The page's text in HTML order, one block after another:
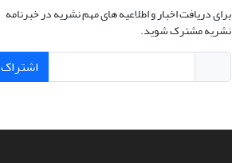
برای دریافت اخبار و اطلاعیه های مهم نشریه در خبرنامه
نشریه مشترک شوید.
اشتراک